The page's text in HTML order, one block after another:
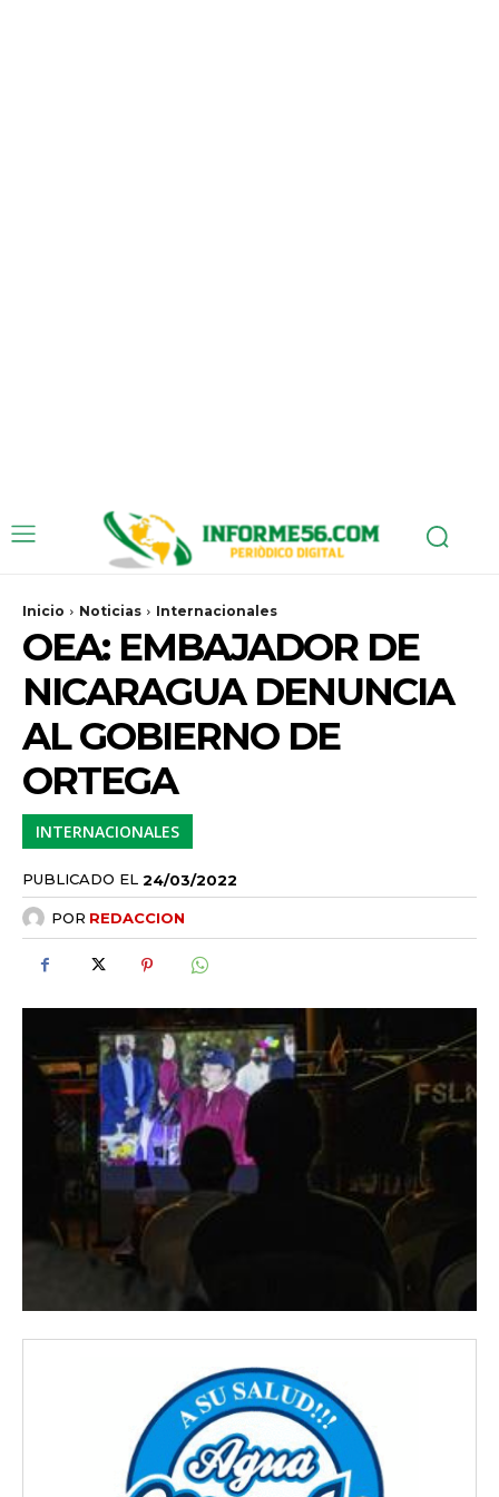
Inicio Noticias Internacionales
OEA: EMBAJADOR DE
NICARAGUA DENUNCIA
AL GOBIERNO DE
ORTEGA
INTERNACIONALES
PUBLICADO EL 24/03/2022
POR REDACCION